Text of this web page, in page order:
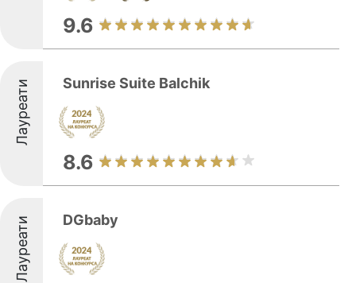
9.6
Лауреати Sunrise Suite Balchik
8.6
Лауреати DGbaby